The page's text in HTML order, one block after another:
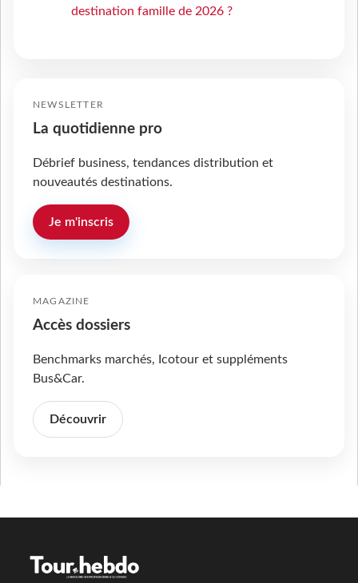
destination famille de 2026 ?
NEWSLETTER
La quotidienne pro
Débrief business, tendances distribution et
nouveautés destinations.
Je m'inscris
MAGAZINE
Accès dossiers
Benchmarks marchés, Icotour et suppléments
Bus&Car.
Découvrir